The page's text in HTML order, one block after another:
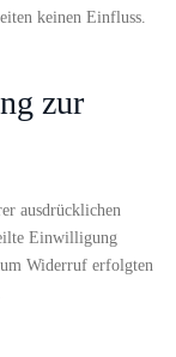
keinen Einfluss.
zur
ausdrücklichen
Einwilligung
Widerruf erfolgten